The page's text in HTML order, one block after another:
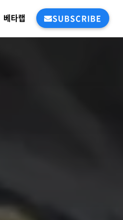
베타랩 SUBSCRIBE